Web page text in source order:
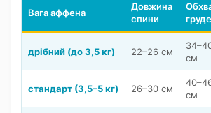
Вага аффена
Довжина
спини
дрібний (до 3,5 кг) 22–26 см
см
стандарт (3,5–5 кг) 26–30 см
см